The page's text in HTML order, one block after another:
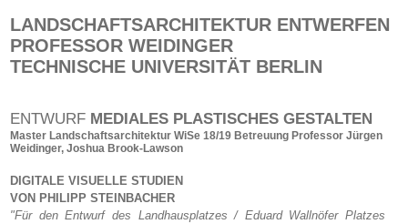
LANDSCHAFTSARCHITEKTUR ENTWERFEN
PROFESSOR WEIDINGER
TECHNISCHE UNIVERSITÄT BERLIN
ENTWURF MEDIALES PLASTISCHES GESTALTEN
Master Landschaftsarchitektur WiSe 18/19 Betreuung Professor Jürgen
Weidinger, Joshua Brook-Lawson
DIGITALE VISUELLE STUDIEN
VON PHILIPP STEINBACHER
"Für den Entwurf des Landhausplatzes / Eduard Wallnöfer Platzes